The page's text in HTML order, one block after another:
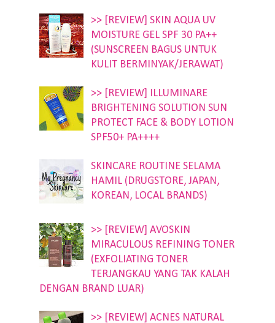
>> [REVIEW] SKIN AQUA UV
MOISTURE GEL SPF 30 PA++
(SUNSCREEN BAGUS UNTUK
KULIT BERMINYAK/JERAWAT)
>> [REVIEW] ILLUMINARE
BRIGHTENING SOLUTION SUN
PROTECT FACE & BODY LOTION
SPF50+ PA++++
SKINCARE ROUTINE SELAMA
HAMIL (DRUGSTORE, JAPAN,
KOREAN, LOCAL BRANDS)
>> [REVIEW] AVOSKIN
MIRACULOUS REFINING TONER
(EXFOLIATING TONER
TERJANGKAU YANG TAK KALAH
DENGAN BRAND LUAR)
>> [REVIEW] ACNES NATURAL